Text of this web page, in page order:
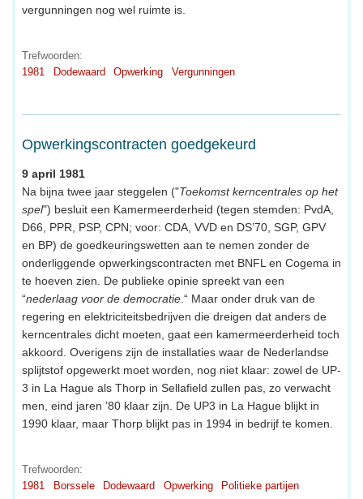
vergunningen nog wel ruimte is.
Trefwoorden:
1981
Dodewaard Opwerking Vergunningen
Opwerkingscontracten goedgekeurd
9 april 1981
Na bijna twee jaar steggelen ("Toekomst kerncentrales op het
spel") besluit een Kamermeerderheid (tegen stemden: PvdA,
D66, PPR, PSP, CPN; voor: CDA, VVD en DS’70, SGP, GPV
en BP) de goedkeuringswetten aan te nemen zonder de
onderliggende opwerkingscontracten met BNFL en Cogema in
te hoeven zien. De publieke opinie spreekt van een
“nederlaag voor de democratie.“ Maar onder druk van de
regering en elektriciteitsbedrijven die dreigen dat anders de
kerncentrales dicht moeten, gaat een kamermeerderheid toch
akkoord. Overigens zijn de installaties waar de Nederlandse
splijtstof opgewerkt moet worden, nog niet klaar: zowel de UP-
3 in La Hague als Thorp in Sellafield zullen pas, zo verwacht
men, eind jaren ’80 klaar zijn. De UP3 in La Hague blijkt in
1990 klaar, maar Thorp blijkt pas in 1994 in bedrijf te komen.
Trefwoorden:
1981
Borssele Dodewaard Opwerking Politieke partijen